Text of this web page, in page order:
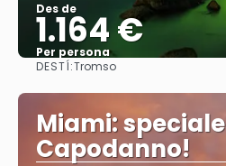
Des de
1.164 €
Per persona
DESTÍ:Tromso
Miami: speciale
Capodanno!